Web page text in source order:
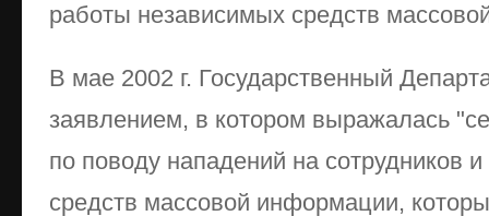
работы независимых средств
В мае 2002 г. Государственный
заявлением, в котором выражалась
по поводу нападений на сотрудников
средств массовой информации,